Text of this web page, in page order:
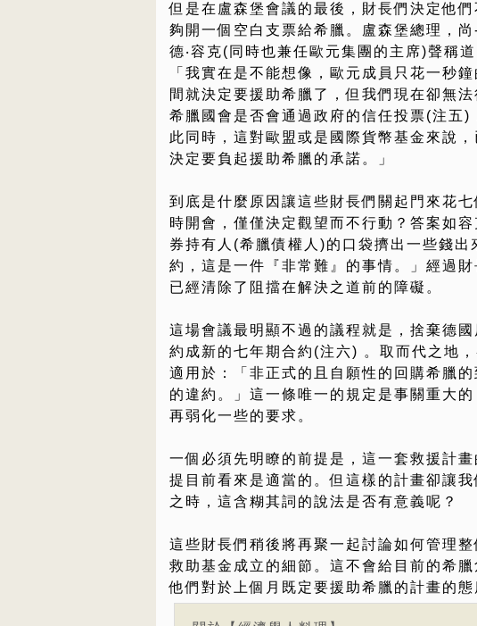
但是在盧森堡會議的最後，財長們決定他們
夠開一個空白支票給希臘。盧森堡總理，尚
德‧容克(同時也兼任歐元集團的主席)聲稱道
「我實在是不能想像，歐元成員只花一秒鐘
間就決定要援助希臘了，但我們現在卻無法
希臘國會是否會通過政府的信任投票(注五)
此同時，這對歐盟或是國際貨幣基金來說，
決定要負起援助希臘的承諾。」
到底是什麼原因讓這些財長們關起門來花七
時開會，僅僅決定觀望而不行動？答案如
券持有人(希臘債權人)的口袋擠出一些錢
約，這是一件『非常難』的事情。」經過
已經清除了阻擋在解決之道前的障礙。
這場會議最明顯不過的議程就是，捨棄德
約成新的七年期合約(注六) 。取而代之地
適用於：「非正式的且自願性的回購希臘
的違約。」這一條唯一的規定是事關重大
再弱化一些的要求。
一個必須先明瞭的前提是，這一套救援計
提目前看來是適當的。但這樣的計畫卻讓
之時，這含糊其詞的說法是否有意義呢？
這些財長們稍後將再聚一起討論如何管理
救助基金成立的細節。這不會給目前的希
他們對於上個月既定要援助希臘的計畫的態